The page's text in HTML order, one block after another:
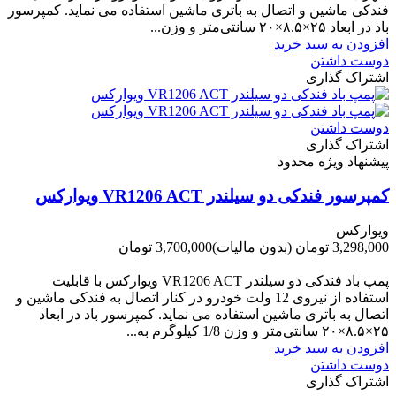
فندکی ماشین و اتصال به باتری ماشین استفاده می نماید. کمپرسور
باد در ابعاد ۲۵×۸.۵×۲۰ سانتی‌متر و وزن...
افزودن به سبد خرید
دوست داشتن
اشتراک گذاری
دوست داشتن
اشتراک گذاری
پیشنهاد ویژه محدود
کمپرسور فندکی دو سیلندر VR1206 ACT ویوارکس
ویوارکس
3,298,000 تومان
(بدون مالیات)3,700,000 تومان
پمپ باد فندکی دو سیلندر VR1206 ACT ویوارکس با قابلیت
استفاده از نیروی 12 ولت خودرو در کنار اتصال به فندکی ماشین و
اتصال به باتری ماشین استفاده می نماید. کمپرسور باد در ابعاد
۲۵×۸.۵×۲۰ سانتی‌متر و وزن 1/8 کیلوگرم به...
افزودن به سبد خرید
دوست داشتن
اشتراک گذاری